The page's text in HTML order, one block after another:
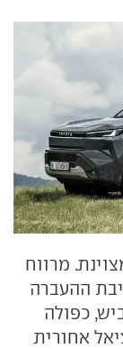
מרווח
ההעברה
כפולה
אחורית